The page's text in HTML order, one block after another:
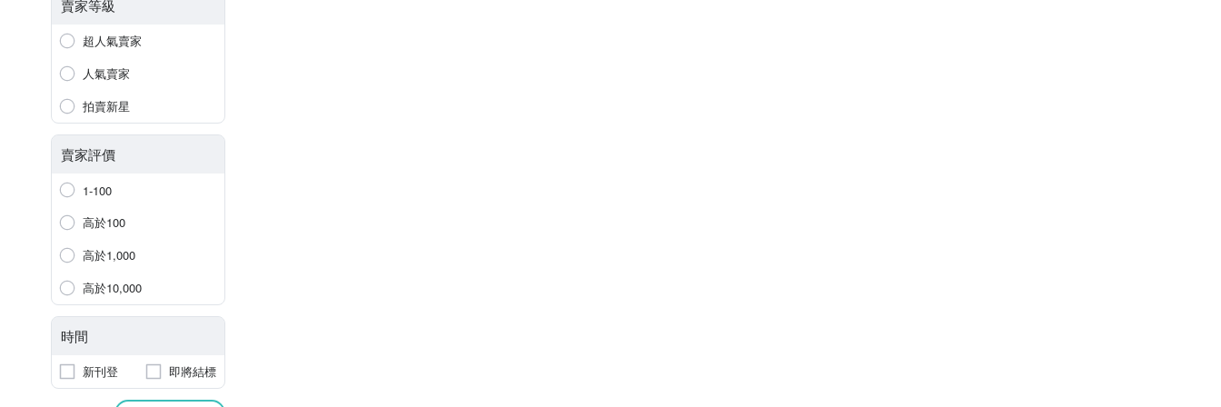
賣家等級
超人氣賣家
人氣賣家
拍賣新星
賣家評價
1-100
高於100
高於1,000
高於10,000
時間
新刊登 即將結標